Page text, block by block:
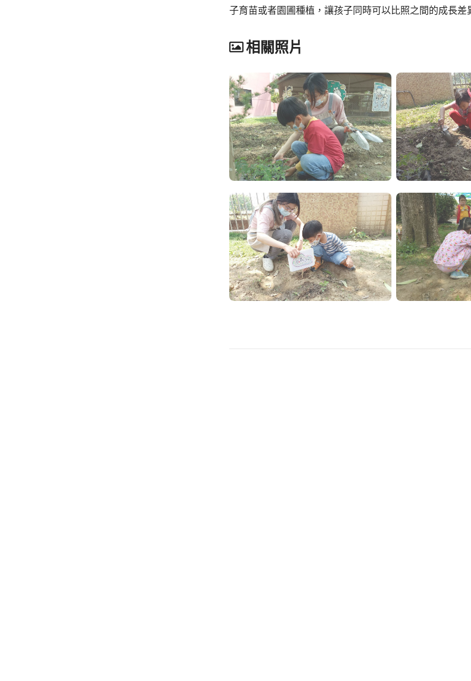
子育苗或者園圃種植，讓孩子同時可以比照之間的成長差
相關照片